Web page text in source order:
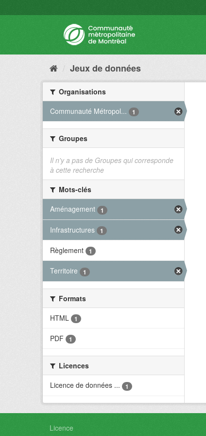
Jeux de données
Organisations
Communauté Métropol...
1
Groupes
Il n'y a pas de Groupes qui corresponde
à cette recherche
Mots-clés
Aménagement
1
Infrastructures 1
Règlement 1
Territoire 1
Formats
HTML
1
PDF 1
Licences
Licence de données ...
1
Licence